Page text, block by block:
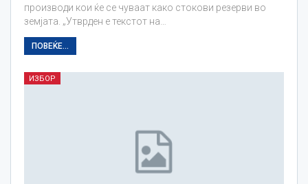
производи кои ќе се чуваат како стокови резерви во
земјата. „Утврден е текстот на…
ПОВЕЌЕ...
ИЗБОР